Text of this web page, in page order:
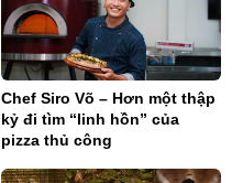
Chef Siro Võ – Hơn một thập
kỷ đi tìm “linh hồn” của
pizza thủ công